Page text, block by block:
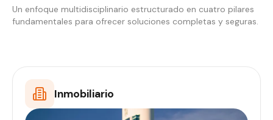
Un enfoque multidisciplinario estructurado en cuatro pilares
fundamentales para ofrecer soluciones completas y seguras.
Inmobiliario